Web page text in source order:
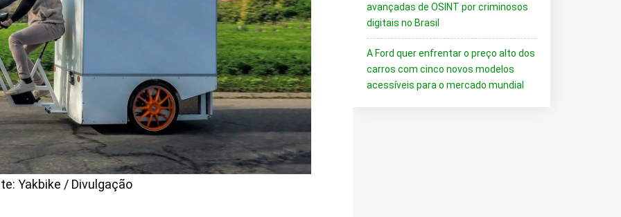
Yakbike / Divulgação
avançadas de OSINT por criminosos
digitais no Brasil
A Ford quer enfrentar o preço alto dos
carros com cinco novos modelos
acessíveis para o mercado mundial